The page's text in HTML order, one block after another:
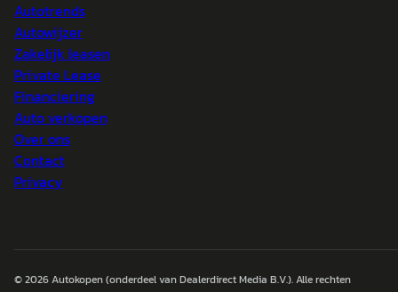
Autotrends
Autowijzer
Zakelijk leasen
Private Lease
Financiering
Auto verkopen
Over ons
Contact
Privacy
© 2026Autokopen(onderdeel van Dealerdirect Media B.V.). Alle rechten